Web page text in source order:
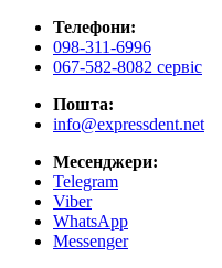
Телефони:
098-311-6996
067-582-8082 сервіс
Пошта:
info@expressdent.net
Месенджери:
Telegram
Viber
WhatsApp
Messenger